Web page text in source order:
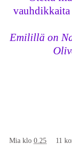
vauhdikkaita
Emilillä on
Mia klo 0.25 11